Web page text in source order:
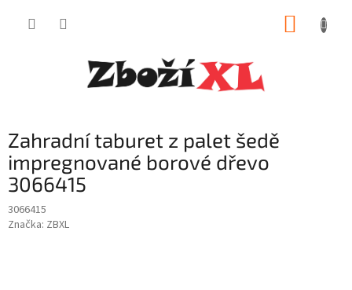
Zahradní taburet z palet šedě
impregnované borové dřevo
3066415
3066415
Značka: ZBXL